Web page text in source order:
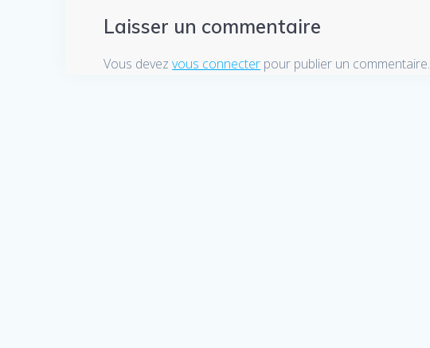
Laisser un commentaire
Vous devezvous connecter pour publier un commentaire.